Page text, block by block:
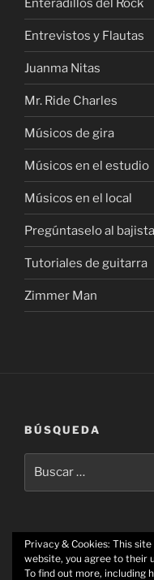
Enteradillos del Rock
Entrevistos y Flautas
Juanma Nitas
Mr. Ride Charles
Músicos de gira
Músicos en el estudio
Músicos en el local
Pregúntaselo al bajista
Tutoriales de guitarra
Zimmer Man
BÚSQUEDA
Youtube Facebook
Privacy & Cookies: This
website, you agree to their
To find out more, including